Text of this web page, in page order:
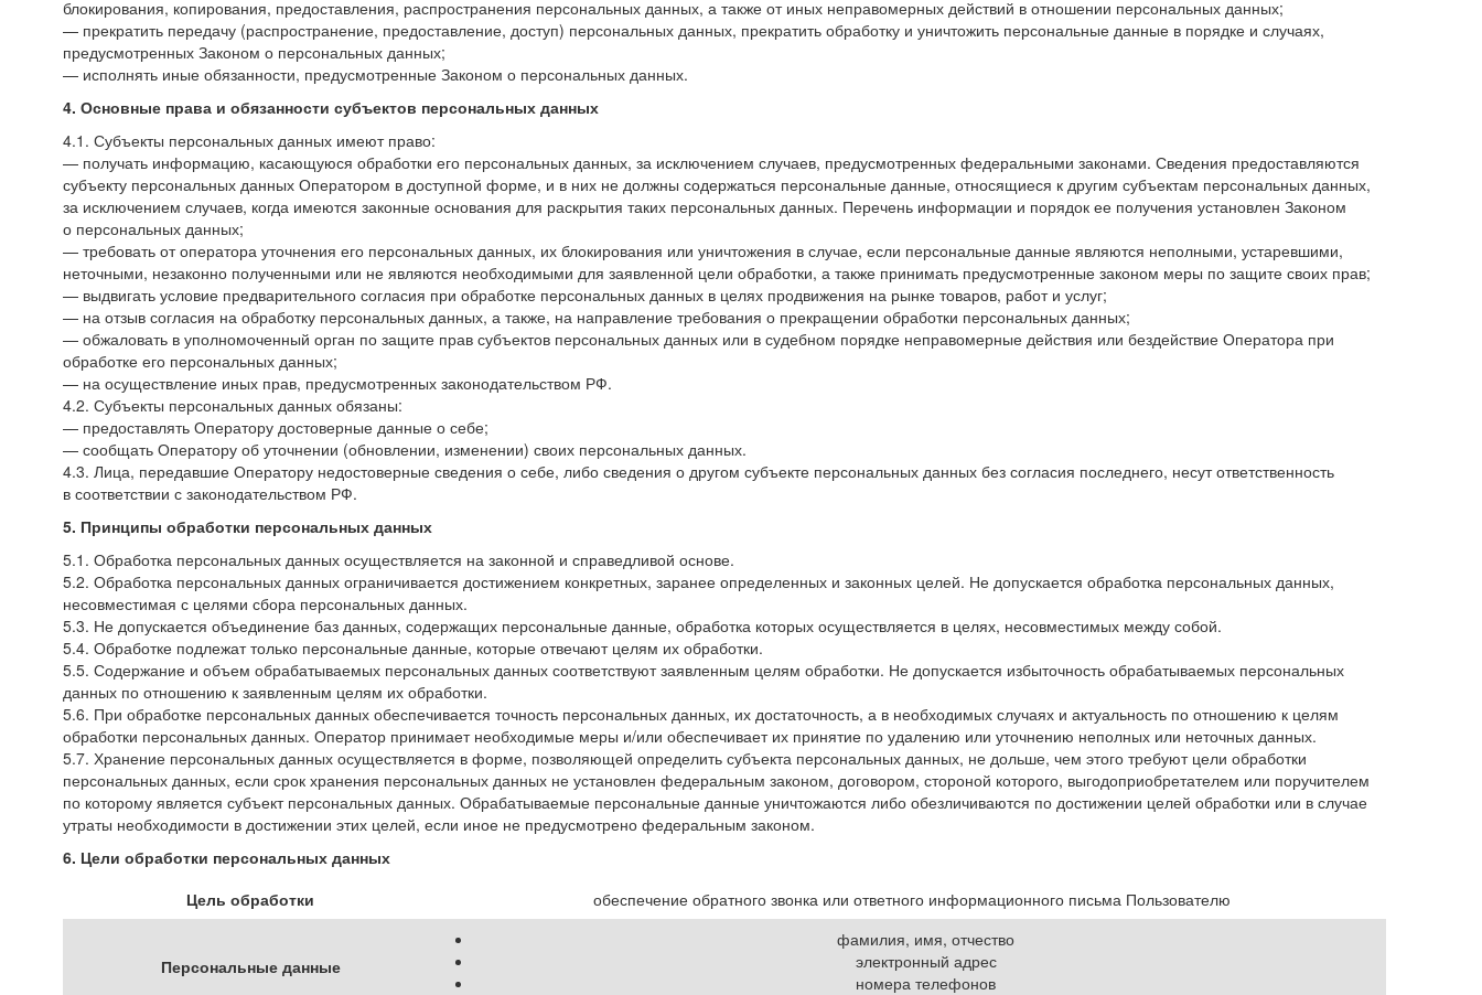
блокирования, копирования, предоставления, распространения персональных данных, а также от иных неправомерных действий в отношении персональных данных;
— прекратить передачу (распространение, предоставление, доступ) персональных данных, прекратить обработку и уничтожить персональные данные в порядке и случаях,
предусмотренных Законом о персональных данных;
— исполнять иные обязанности, предусмотренные Законом о персональных данных.
4. Основные права и обязанности субъектов персональных данных
4.1. Субъекты персональных данных имеют право:
— получать информацию, касающуюся обработки его персональных данных, за исключением случаев, предусмотренных федеральными законами. Сведения предоставляются
субъекту персональных данных Оператором в доступной форме, и в них не должны содержаться персональные данные, относящиеся к другим субъектам персональных данных,
за исключением случаев, когда имеются законные основания для раскрытия таких персональных данных. Перечень информации и порядок ее получения установлен Законом
о персональных данных;
— требовать от оператора уточнения его персональных данных, их блокирования или уничтожения в случае, если персональные данные являются неполными, устаревшими,
неточными, незаконно полученными или не являются необходимыми для заявленной цели обработки, а также принимать предусмотренные законом меры по защите своих прав;
— выдвигать условие предварительного согласия при обработке персональных данных в целях продвижения на рынке товаров, работ и услуг;
— на отзыв согласия на обработку персональных данных, а также, на направление требования о прекращении обработки персональных данных;
— обжаловать в уполномоченный орган по защите прав субъектов персональных данных или в судебном порядке неправомерные действия или бездействие Оператора при
обработке его персональных данных;
— на осуществление иных прав, предусмотренных законодательством РФ.
4.2. Субъекты персональных данных обязаны:
— предоставлять Оператору достоверные данные о себе;
— сообщать Оператору об уточнении (обновлении, изменении) своих персональных данных.
4.3. Лица, передавшие Оператору недостоверные сведения о себе, либо сведения о другом субъекте персональных данных без согласия последнего, несут ответственность
в соответствии с законодательством РФ.
5. Принципы обработки персональных данных
5.1. Обработка персональных данных осуществляется на законной и справедливой основе.
5.2. Обработка персональных данных ограничивается достижением конкретных, заранее определенных и законных целей. Не допускается обработка персональных данных,
несовместимая с целями сбора персональных данных.
5.3. Не допускается объединение баз данных, содержащих персональные данные, обработка которых осуществляется в целях, несовместимых между собой.
5.4. Обработке подлежат только персональные данные, которые отвечают целям их обработки.
5.5. Содержание и объем обрабатываемых персональных данных соответствуют заявленным целям обработки. Не допускается избыточность обрабатываемых персональных
данных по отношению к заявленным целям их обработки.
5.6. При обработке персональных данных обеспечивается точность персональных данных, их достаточность, а в необходимых случаях и актуальность по отношению к целям
обработки персональных данных. Оператор принимает необходимые меры и/или обеспечивает их принятие по удалению или уточнению неполных или неточных данных.
5.7. Хранение персональных данных осуществляется в форме, позволяющей определить субъекта персональных данных, не дольше, чем этого требуют цели обработки
персональных данных, если срок хранения персональных данных не установлен федеральным законом, договором, стороной которого, выгодоприобретателем или поручителем
по которому является субъект персональных данных. Обрабатываемые персональные данные уничтожаются либо обезличиваются по достижении целей обработки или в случае
утраты необходимости в достижении этих целей, если иное не предусмотрено федеральным законом.
6. Цели обработки персональных данных
Цель обработки
обеспечение обратного звонка или ответного информационного письма Пользователю
Персональные данные
фамилия, имя, отчество
электронный адрес
номера телефонов